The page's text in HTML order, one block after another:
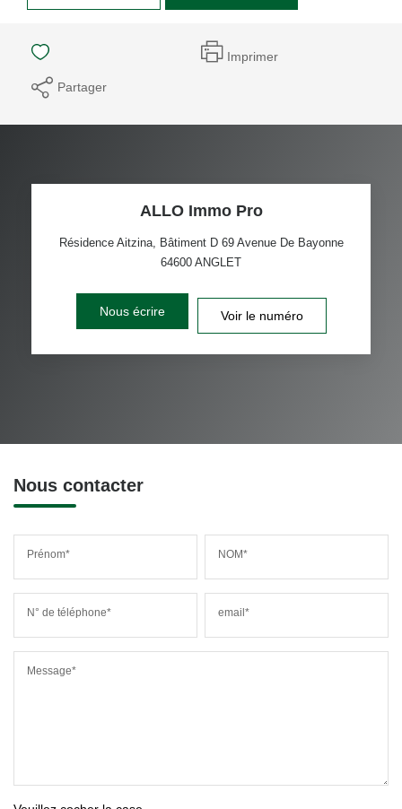
Imprimer
Partager
ALLO Immo Pro
Résidence Aitzina, Bâtiment D 69 Avenue De Bayonne
64600 ANGLET
Nous écrire Voir le numéro
Nous contacter
Prénom* NOM*
N° de téléphone* email*
Message*